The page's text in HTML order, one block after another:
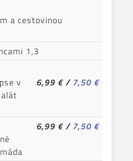
a cestovinou
1,3
v
6,99 €/ 7,50 €
6,99 €/ 7,50 €